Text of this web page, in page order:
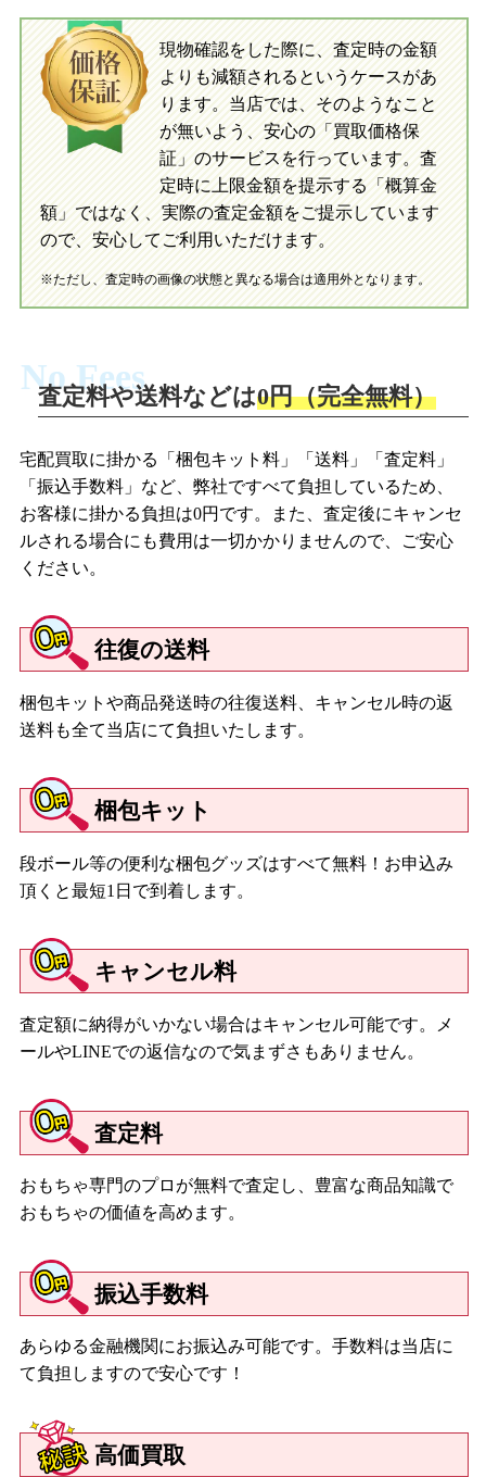
当店に査定したおもちゃがご到着後、ご
指定の口座に即日入金可能です。
買取の流れ 写真の撮影方法
当店に査定したおもちゃがご到着後、ご
指定の口座に即日入金可能です。
初めての方へ LINE査定の流れ 写真の撮影方法
現物確認をした際に、査定時の金額
よりも減額されるというケースがあ
ります。当店では、そのようなこと
が無いよう、安心の「買取価格保
証」のサービスを行っています。査
定時に上限金額を提示する「概算金
額」ではなく、実際の査定金額をご提示しています
ので、安心してご利用いただけます。
※ただし、査定時の画像の状態と異なる場合は適用外となります。
No Fees
査定料や送料などは0円（完全無料）
宅配買取に掛かる「梱包キット料」「送料」「査定料」
「振込手数料」など、弊社ですべて負担しているため、
お客様に掛かる負担は0円です。また、査定後にキャンセ
ルされる場合にも費用は一切かかりませんので、ご安心
ください。
往復の送料
梱包キットや商品発送時の往復送料、キャンセル時の返
送料も全て当店にて負担いたします。
梱包キット
段ボール等の便利な梱包グッズはすべて無料！お申込み
頂くと最短1日で到着します。
キャンセル料
査定額に納得がいかない場合はキャンセル可能です。メ
ールやLINEでの返信なので気まずさもありません。
査定料
おもちゃ専門のプロが無料で査定し、豊富な商品知識で
おもちゃの価値を高めます。
振込手数料
あらゆる金融機関にお振込み可能です。手数料は当店に
て負担しますので安心です！
高価買取